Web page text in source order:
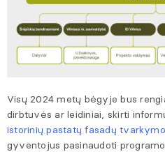
Visų 2024 metų bėgyje bus
dirbtuvės ar leidiniai, skirti
istorinių pastatų fasadų
gyventojus pasinaudoti